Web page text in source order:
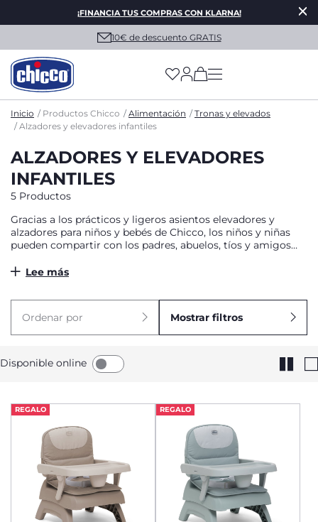
¡FINANCIA TUS COMPRAS CON KLARNA!
10€ de descuento GRATIS
(has more options
Inicio Productos Chicco Alimentación
Tronas y elevados
Alzadores y elevadores infantiles
ALZADORES Y ELEVADORES
INFANTILES
5 Productos
Gracias a los prácticos y ligeros asientos elevadores y
alzadores para niños y bebés de Chicco, los niños y niñas
pueden compartir con los padres, abuelos, tíos y amigos
en la mesa.
Lee más
Ordenar por Mostrar filtros
Disponible online
REGALO REGALO